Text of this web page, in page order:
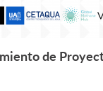
de